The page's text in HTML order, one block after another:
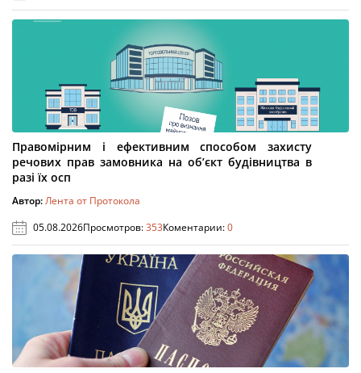
Правомірним і ефективним способом захисту
речових прав замовника на об’єкт будівництва в
разі їх осп
Автор:Лента от Протокола
05.08.2026Просмотров:353Коментарии:0